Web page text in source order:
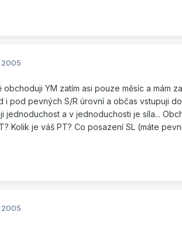
2005
YM zatím asi pouze měsíc a mám
i pod pevných S/R úrovní a občas vstupuji
jednoduchost a v jednoduchosti je síla...
Kolik je váš PT? Co posazení SL (máte
2005